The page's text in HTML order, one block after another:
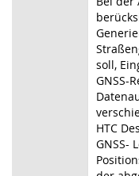
soll,
GNSS-
HTC
GNSS-